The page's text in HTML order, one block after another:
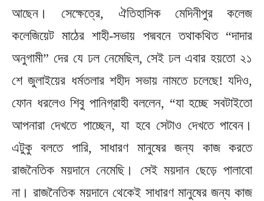
আছেন। সেক্ষেত্রে, ঐতিহাসিক মেদিনীপুর কলেজ
কলেজিয়েট মাঠের শাহী-সভায় পদ্মবনে তথাকথিত “দাদার
অনুগামী” দের যে ঢল নেমেছিল, সেই ঢল এবার হয়তো ২১
শে জুলাইয়ের ধর্মতলার শহীদ সভায় নামতে চলেছে! যদিও,
ফোন ধরলেও শিবু পানিগ্রাহী বললেন, “যা হচ্ছে সবটাইতো
আপনারা দেখতে পাচ্ছেন, যা হবে সেটাও দেখতে পাবেন।
এটুকু বলতে পারি, সাধারণ মানুষের জন্য কাজ করতে
রাজনৈতিক ময়দানে নেমেছি। সেই ময়দান ছেড়ে পালাবো
না। রাজনৈতিক ময়দানে থেকেই সাধারণ মানুষের জন্য কাজ